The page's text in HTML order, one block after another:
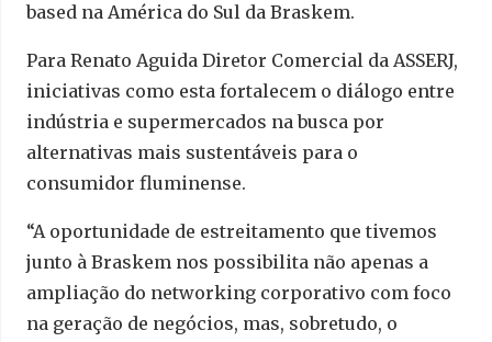
based na América do Sul da Braskem.
Para Renato Aguida Diretor Comercial da ASSERJ,
iniciativas como esta fortalecem o diálogo entre
indústria e supermercados na busca por
alternativas mais sustentáveis para o
consumidor fluminense.
“A oportunidade de estreitamento que tivemos
junto à Braskem nos possibilita não apenas a
ampliação do networking corporativo com foco
na geração de negócios, mas, sobretudo, o